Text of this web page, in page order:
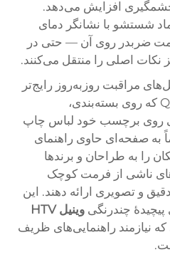
چشمگیری افزایش می‌دهد.
شستشو با نشانگر دمای
ضربدر روی آن — حتی در
نکات اصلی را منتقل می‌کنند.
مراقبت روزبه‌روز رایج‌تر
و مؤثرتر می‌شود. کدهای QR که روی بسته‌بندی،
روی برچسب خود لباس چاپ
به صفحه‌ای حاوی راهنمای
را به طراحان و برندها
ناشی از فرمت کوچک
و تصویری ارائه دهند. این
چندرنگی
وینیل HTV
نیازمند راهنمایی‌های ظریف